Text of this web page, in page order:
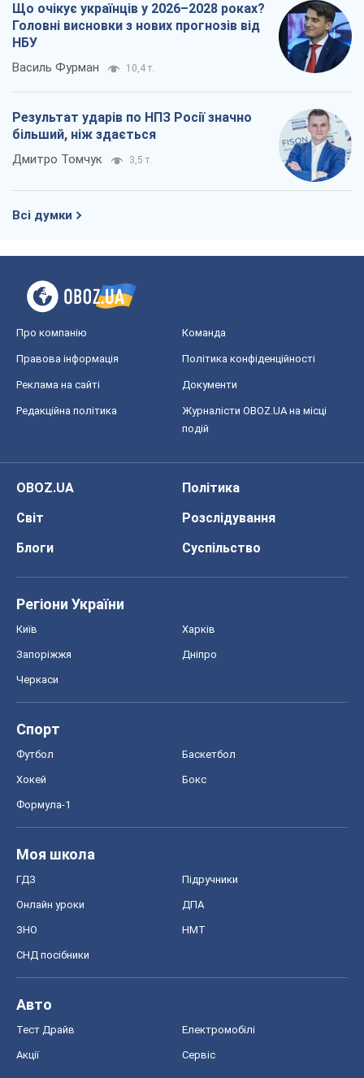
Що очікує українців у 2026–2028 роках?
Головні висновки з нових прогнозів від
НБУ
Василь Фурман 10,4 т.
Результат ударів по НПЗ Росії значно
більший, ніж здається
Дмитро Томчук 3,5 т.
Всі думки
Про компанію Команда
Правова інформація Політика конфіденційності
Реклама на сайті Документи
Редакційна політика
Журналісти OBOZ.UA на місці
подій
OBOZ.UA
Політика
Світ
Розслідування
Блоги
Суспільство
Регіони України
Київ Харків
Запоріжжя Дніпро
Черкаси
Спорт
Футбол Баскетбол
Хокей Бокс
Формула-1
Моя школа
ГДЗ Підручники
Онлайн уроки ДПА
ЗНО НМТ
СНД посібники
Авто
Тест Драйв Електромобілі
Акції Сервіс